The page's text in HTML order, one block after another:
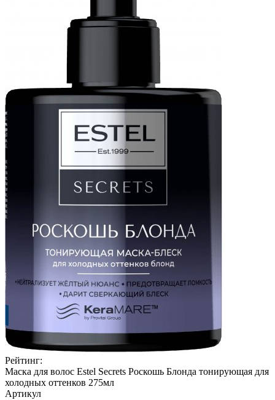
Рейтинг:
Маска для волос Estel Secrets Роскошь Блонда тонирующая для
холодных оттенков 275мл
Артикул